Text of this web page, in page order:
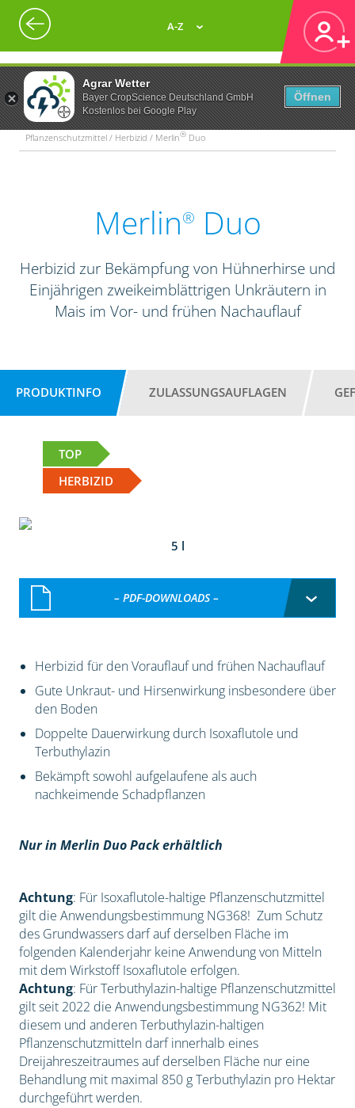
Agrar Wetter
Bayer CropScience Deutschland GmbH
Kostenlos bei Google Play
Öffnen
A-Z
Pflanzenschutzmittel / Herbizid / Merlin® Duo
Merlin® Duo
Herbizid zur Bekämpfung von Hühnerhirse und
Einjährigen zweikeimblättrigen Unkräutern in
Mais im Vor- und frühen Nachauflauf
PRODUKTINFO ZULASSUNGSAUFLAGEN
TOP
HERBIZID
5 l
– PDF-DOWNLOADS –
Herbizid für den Vorauflauf und frühen Nachauflauf
Gute Unkraut- und Hirsenwirkung insbesondere über
den Boden
Doppelte Dauerwirkung durch Isoxaflutole und
Terbuthylazin
Bekämpft sowohl aufgelaufene als auch
nachkeimende Schadpflanzen
Nur in Merlin Duo Pack erhältlich
Achtung: Für Isoxaflutole-haltige Pflanzenschutzmittel
gilt die Anwendungsbestimmung NG368! Zum Schutz
des Grundwassers darf auf derselben Fläche im
folgenden Kalenderjahr keine Anwendung von Mitteln
mit dem Wirkstoff Isoxaflutole erfolgen.
Achtung: Für Terbuthylazin-haltige Pflanzenschutzmittel
gilt seit 2022 die Anwendungsbestimmung NG362! Mit
diesem und anderen Terbuthylazin-haltigen
Pflanzenschutzmitteln darf innerhalb eines
Dreijahreszeitraumes auf derselben Fläche nur eine
Behandlung mit maximal 850 g Terbuthylazin pro Hektar
durchgeführt werden.